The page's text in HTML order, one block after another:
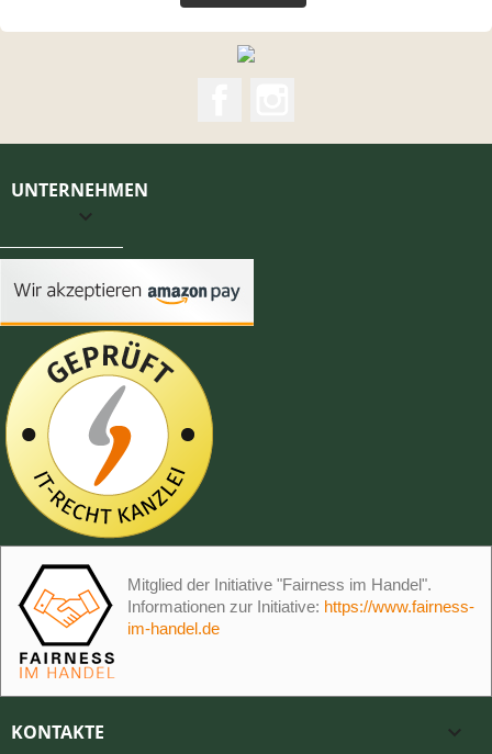
UNTERNEHMEN

Mitglied der Initiative "Fairness im Handel".
Informationen zur Initiative: https://www.fairness-
im-handel.de
KONTAKTE 